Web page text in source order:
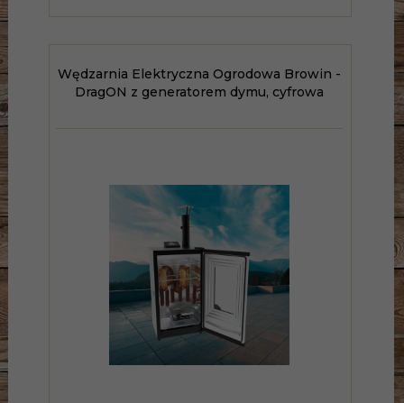
Wędzarnia Elektryczna Ogrodowa Browin -
DragON z generatorem dymu, cyfrowa